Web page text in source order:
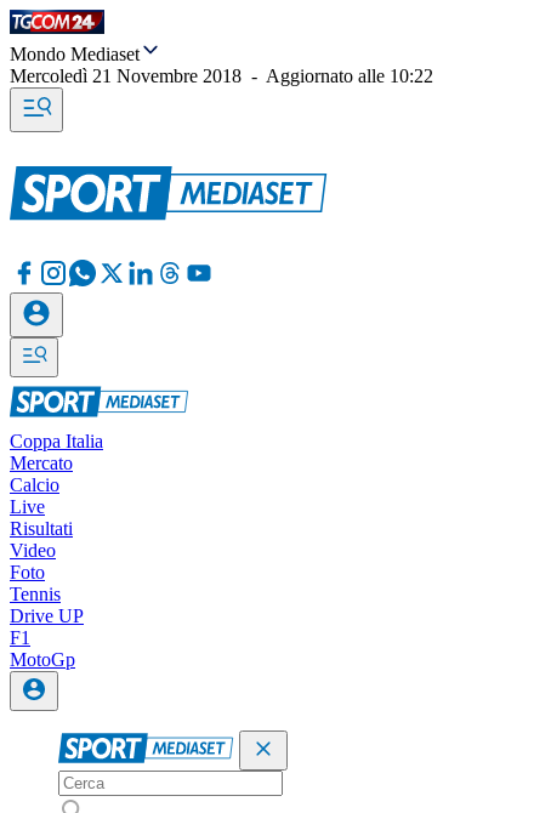
Mondo Mediaset
Mercoledì 21 Novembre 2018 - Aggiornato alle 10:22
Coppa Italia
Mercato
Calcio
Live
Risultati
Video
Foto
Tennis
Drive UP
F1
MotoGp